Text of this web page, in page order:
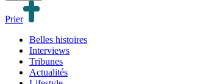
Prier
Belles histoires
Interviews
Tribunes
Actualités